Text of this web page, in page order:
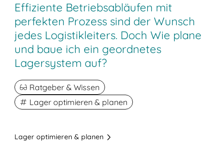
Effiziente Betriebsabläufen mit
perfekten Prozess sind der Wunsch
jedes Logistikleiters. Doch Wie plane
und baue ich ein geordnetes
Lagersystem auf?
Ratgeber & Wissen
Lager optimieren & planen
Lager optimieren & planen